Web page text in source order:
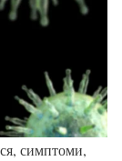
симптоми,